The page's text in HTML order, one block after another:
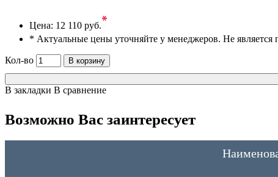
Цена: 12 110 руб.*
* Актуальные цены уточняйте у менеджеров. Не является
Кол-во
В корзину
В закладки В сравнение
Возможно Вас заинтересует